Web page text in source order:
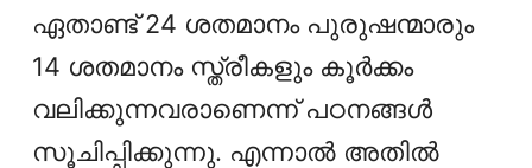
ഏതാണ്ട് 24 ശതമാനം പുരുഷന്മാരും
14 ശതമാനം സ്ത്രീകളും കൂര്‍ക്കം
വലിക്കുന്നവരാണെന്ന് പഠനങ്ങള്‍
സൂചിപ്പിക്കുന്നു. എന്നാൽ അതിൽ